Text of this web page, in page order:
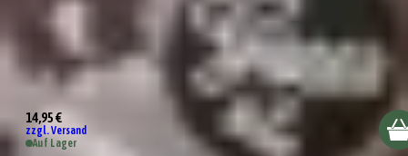
Wundertüte Willkommen an Bord
14,95 €
zzgl. Versand
Auf Lager